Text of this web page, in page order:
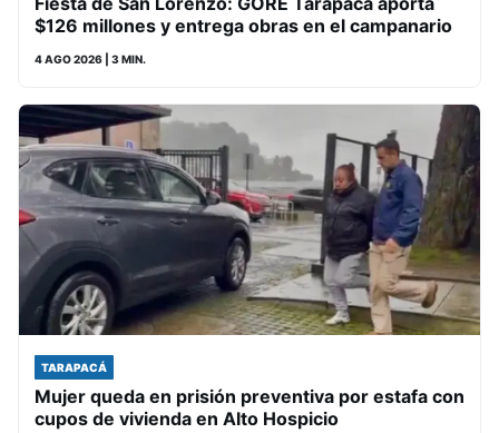
$126 millones y entrega obras en el campanario
4 AGO 2026 | 3 MIN.
TARAPACÁ
Mujer queda en prisión preventiva por estafa con
cupos de vivienda en Alto Hospicio